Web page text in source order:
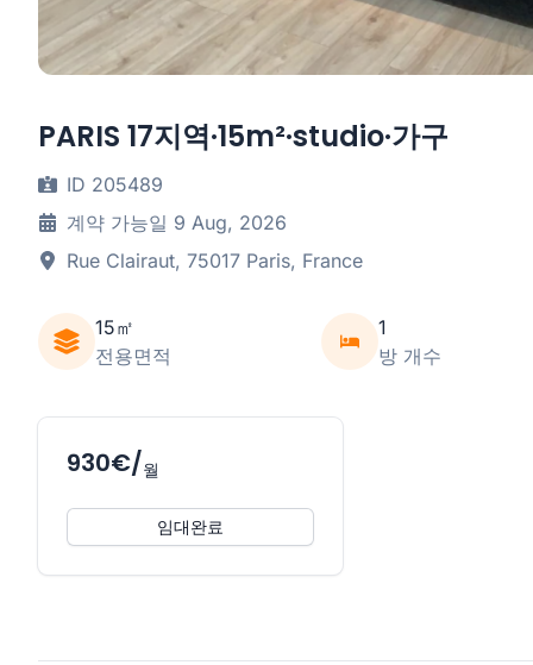
PARIS 17지역·15m²·studio·가구
ID 205489
계약 가능일 9 Aug, 2026
Rue Clairaut, 75017 Paris, France
15㎡
전용면적
1
방 개수
930€/월
임대완료